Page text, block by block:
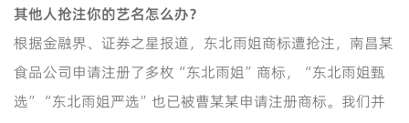
其他人抢注你的艺名怎么办？
根据金融界、证券之星报道，东北雨姐商标遭抢注，南昌某
食品公司申请注册了多枚“东北雨姐”商标，“东北雨姐甄
选”“东北雨姐严选”也已被曹某某申请注册商标。我们并